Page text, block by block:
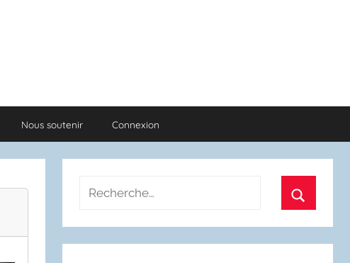
Nous soutenir Connexion
Recherche
: